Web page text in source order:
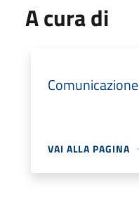
A cura di
Comunicazione
VAI ALLA PAGINA